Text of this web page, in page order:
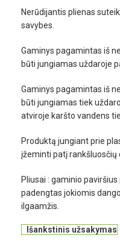
Nerūdijantis plienas
savybes.
Gaminys pagamintas iš
būti jungiamas uždaroje
Gaminys pagamintas iš
būti jungiamas tiek
atviroje karšto vandens
Produktą jungiant prie
įžeminti patį rankšluosčių
Pliusai : gaminio
padengtas jokiomis
ilgaamžis.
Išankstinis užsakymas